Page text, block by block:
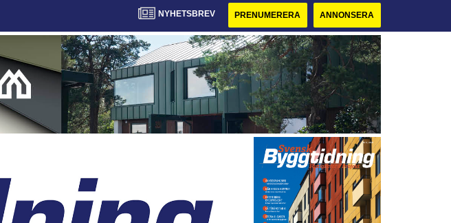
NYHETSBREV PRENUMERERA ANNONSERA